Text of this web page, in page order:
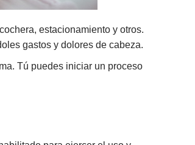
estacionamiento y otros.
gastos y dolores de cabeza.
Tú puedes iniciar un proceso